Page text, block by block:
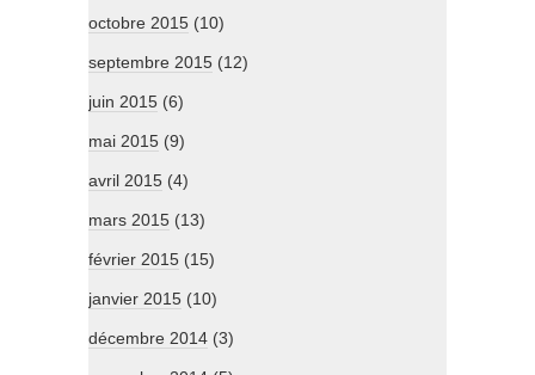
octobre 2015 (10)
septembre 2015 (12)
juin 2015 (6)
mai 2015 (9)
avril 2015 (4)
mars 2015 (13)
février 2015 (15)
janvier 2015 (10)
décembre 2014 (3)